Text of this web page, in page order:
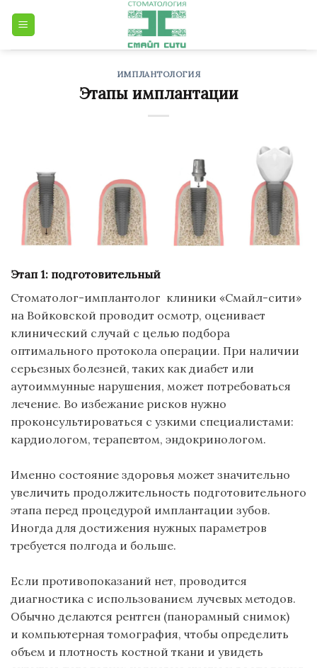
ИМПЛАНТОЛОГИЯ
Этапы имплантации
Этап 1: подготовительный
Стоматолог-имплантолог клиники «Смайл-сити»
на Войковской проводит осмотр, оценивает
клинический случай с целью подбора
оптимального протокола операции. При наличии
серьезных болезней, таких как диабет или
аутоиммунные нарушения, может потребоваться
лечение. Во избежание рисков нужно
проконсультироваться с узкими специалистами:
кардиологом, терапевтом, эндокринологом.
Именно состояние здоровья может значительно
увеличить продолжительность подготовительного
этапа перед процедурой имплантации зубов.
Иногда для достижения нужных параметров
требуется полгода и больше.
Если противопоказаний нет, проводится
диагностика с использованием лучевых методов.
Обычно делаются рентген (панорамный снимок)
и компьютерная томография, чтобы определить
объем и плотность костной ткани и увидеть